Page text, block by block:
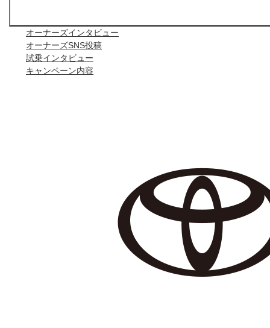
オーナーズインタビュー
オーナーズSNS投稿
試乗インタビュー
キャンペーン内容